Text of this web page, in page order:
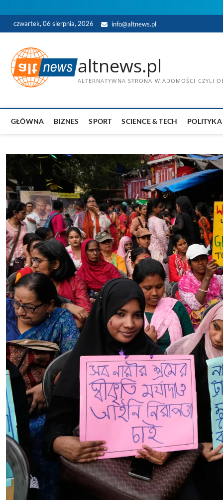
to
czwartek, 06 sierpnia, 2026 info@altnews.pl
altnews.pl
ALTERNATYWNA STRONA WIADOMOŚCI CZYLI
GŁÓWNA BIZNES SPORT SCIENCE & TECH POLITYKA